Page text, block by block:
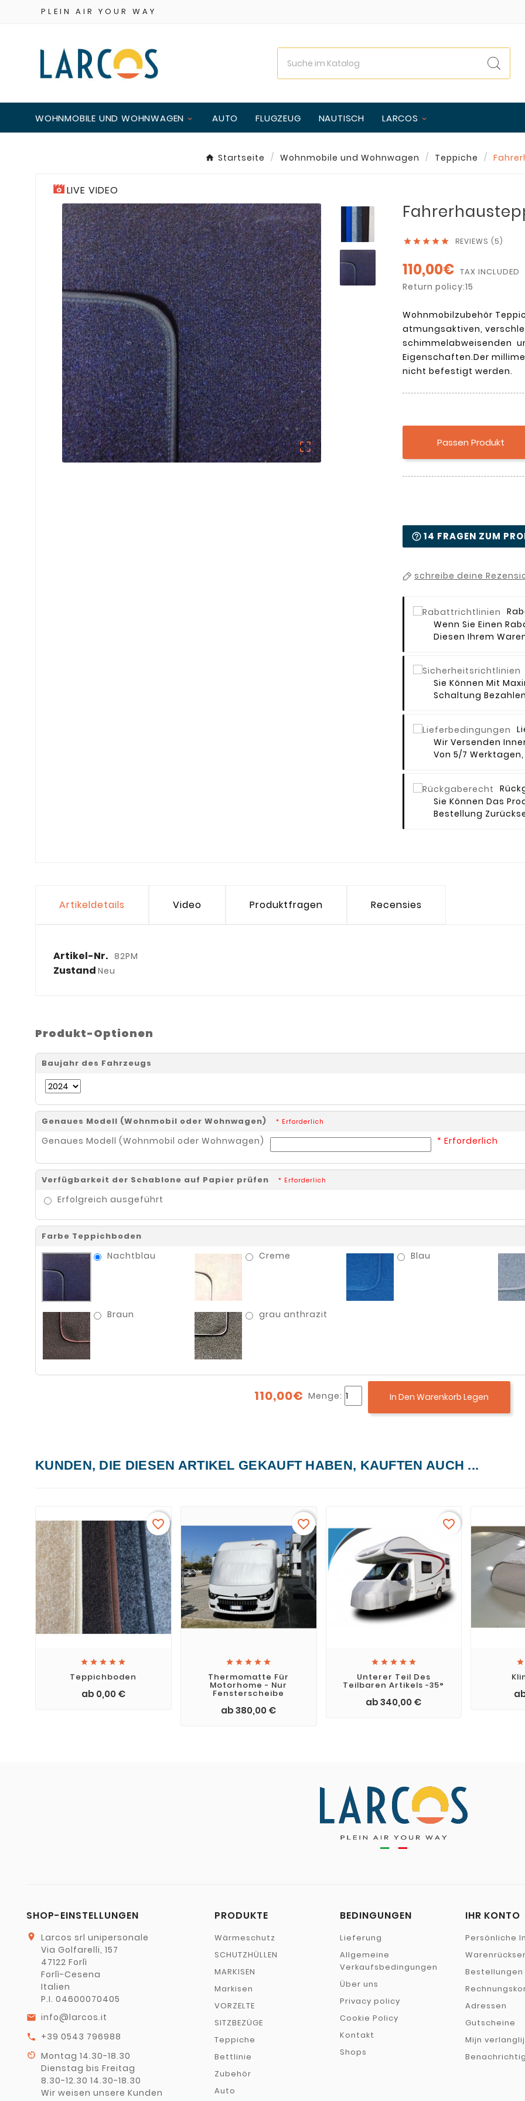
PLEIN AIR YOUR WAY
WOHNMOBILE UND WOHNWAGEN AUTO FLUGZEUG NAUTISCH LARCOS
Startseite Wohnmobile und Wohnwagen Teppiche
LIVE VIDEO

     REVIEWS (5)
110,00€ TAX INCLUDED
Return policy:15
Wohnmobilzubehör
atmungsaktiven,
schimmelabweisenden
Eigenschaften.Der
nicht befestigt werden.
Passen Produkt
14 FRAGEN ZUM
schreibe deine
Wenn Sie Einen
Diesen Ihrem
Sie Können Mit
Schaltung
Wir Versenden
Von 5/7
Sie Können Das
Bestellung
Artikeldetails Video Produktfragen Recensies
Artikel-Nr. 82PM
Zustand Neu
Produkt-Optionen
Baujahr des Fahrzeugs
Genaues Modell (Wohnmobil oder Wohnwagen) * Erforderlich
Genaues Modell (Wohnmobil oder Wohnwagen) * Erforderlich
Verfügbarkeit der Schablone auf Papier prüfen * Erforderlich
Erfolgreich ausgeführt
Farbe Teppichboden
Nachtblau Creme Blau
Braun grau anthrazit
110,00€ Menge: In Den Warenkorb Legen
KUNDEN, DIE DIESEN ARTIKEL GEKAUFT HABEN, KAUFTEN AUCH ...
    
Teppichboden
ab 0,00 €
favorite_border
    
Thermomatte Für
Motorhome - Nur
Fensterscheibe
ab 380,00 €
favorite_border
    
Unterer Teil Des
Teilbaren Artikels -35°
ab 340,00 €
favorite_border

SHOP-EINSTELLUNGEN
location_on
Larcos srl unipersonale
Via Golfarelli, 157
47122 Forlì
Forlì-Cesena
Italien
P.I. 04600070405
email info@larcos.it
call +39 0543 796988
av_timer Montag 14.30-18.30
Dienstag bis Freitag
8.30-12.30 14.30-18.30
Wir weisen unsere Kunden
PRODUKTE
Wärmeschutz
SCHUTZHÜLLEN
MARKISEN
Markisen
VORZELTE
SITZBEZÜGE
Teppiche
Bettlinie
Zubehör
Auto
BEDINGUNGEN
Lieferung
Allgemeine
Verkaufsbedingungen
Über uns
Privacy policy
Cookie Policy
Kontakt
Shops
IHR KONTO
Persönliche
Bestellungen
Adressen
Gutscheine
Mijn
Abbrechen Wunschliste erstellen